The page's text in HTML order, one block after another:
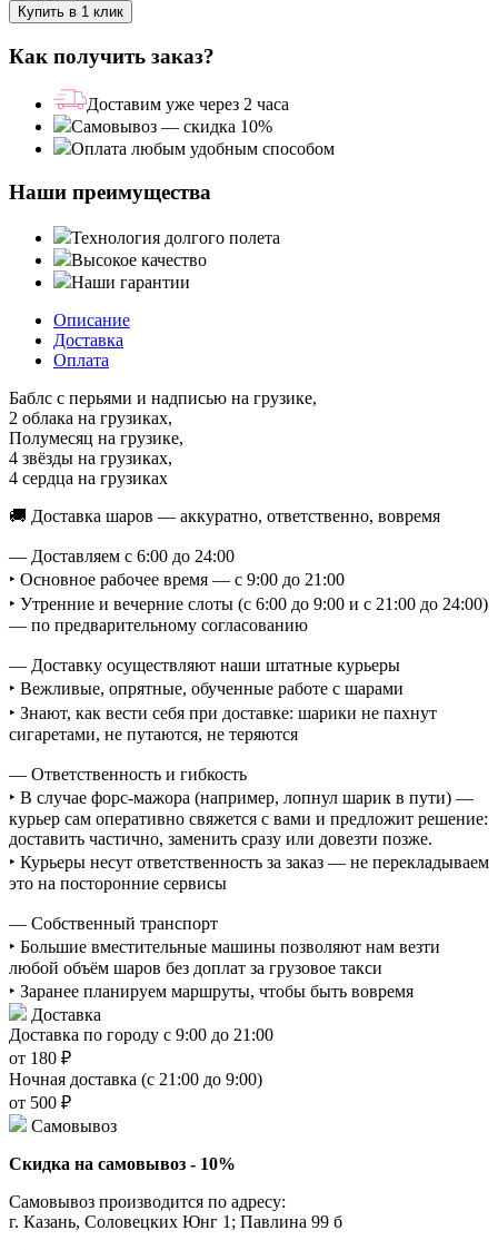
Купить в 1 клик
Как получить заказ?
Доставим уже через 2 часа
Самовывоз — скидка 10%
Оплата любым удобным способом
Наши преимущества
Технология долгого полета
Высокое качество
Наши гарантии
Описание
Доставка
Оплата
Баблс с перьями и надписью на грузике,
2 облака на грузиках,
Полумесяц на грузике,
4 звёзды на грузиках,
4 сердца на грузиках
🚚 Доставка шаров — аккуратно, ответственно, вовремя
— Доставляем с 6:00 до 24:00
‣ Основное рабочее время — с 9:00 до 21:00
‣ Утренние и вечерние слоты (с 6:00 до 9:00 и с 21:00 до 24:00)
— по предварительному согласованию
— Доставку осуществляют наши штатные курьеры
‣ Вежливые, опрятные, обученные работе с шарами
‣ Знают, как вести себя при доставке: шарики не пахнут
сигаретами, не путаются, не теряются
— Ответственность и гибкость
‣ В случае форс-мажора (например, лопнул шарик в пути) —
курьер сам оперативно свяжется с вами и предложит решение:
доставить частично, заменить сразу или довезти позже.
‣ Курьеры несут ответственность за заказ — не перекладываем
это на посторонние сервисы
— Собственный транспорт
‣ Большие вместительные машины позволяют нам везти
любой объём шаров без доплат за грузовое такси
‣ Заранее планируем маршруты, чтобы быть вовремя
Доставка
Доставка по городу с 9:00 до 21:00
от 180 ₽
Ночная доставка (с 21:00 до 9:00)
от 500 ₽
Самовывоз
Скидка на самовывоз - 10%
Самовывоз производится по адресу:
г. Казань, Соловецких Юнг 1; Павлина 99 б